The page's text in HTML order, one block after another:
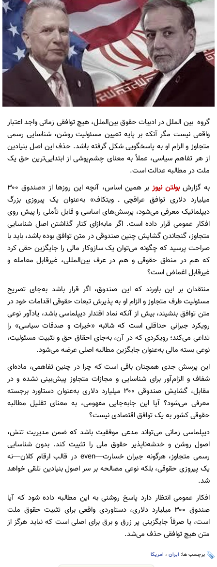
گروه بین الملل در ادبیات حقوق بین‌الملل، هیچ توافقی زمانی واجد اعتبار
واقعی نیست مگر آنکه بر پایه تعیین مسئولیت روشن، شناسایی رسمی
متجاوز و الزام او به پاسخگویی شکل گرفته باشد. حذف این اصل بنیادین
از هر تفاهم سیاسی، عملاً به معنای چشم‌پوشی از ابتدایی‌ترین حق یک
ملت در مطالبه عدالت است.
به گزارشبولتن نیوز
بر همین اساس، آنچه این روزها از «صندوق ۳۰۰
میلیارد دلاری توافق عراقچی ـ ویتکاف» به‌عنوان یک پیروزی بزرگ
دیپلماتیک معرفی می‌شود، پرسش‌های اساسی و قابل تأملی را پیش روی
افکار عمومی قرار داده است. اگر مابه‌ازای کنار گذاشتن اصل شناسایی
متجاوز، گنجاندن گشایش چنین صندوقی در متن توافق بوده باشد، باید با
صراحت پرسید که چگونه می‌توان یک سازوکار مالی را جایگزین حقی کرد
که هم در منطق حقوقی و هم در عرف بین‌المللی، غیرقابل معامله و
غیرقابل اغماض است؟
منتقدان بر این باورند که این صندوق، اگر قرار باشد به‌جای تصریح
مسئولیت طرف متجاوز و الزام او به پذیرش تبعات حقوقی اقدامات خود در
متن توافق بنشیند، بیش از آنکه نماد اقتدار دیپلماسی باشد، یادآور نوعی
رویکرد جبرانی حداقلی است که شائبه «خیرات و صدقات سیاسی» را
تداعی می‌کند؛ رویکردی که در آن، به‌جای احقاق حق و تثبیت مسئولیت،
نوعی بسته مالی به‌عنوان جایگزین مطالبه اصلی عرضه می‌شود.
این پرسش جدی همچنان باقی است که چرا در چنین تفاهمی، ماده‌ای
شفاف و الزام‌آور برای شناسایی و مجازات متجاوز پیش‌بینی نشده و در
مقابل، گشایش صندوقی ۳۰۰ میلیارد دلاری به‌عنوان دستاورد برجسته
معرفی می‌شود؟ آیا این جابه‌جایی مفهومی، به معنای تقلیل مطالبه
حقوقی کشور به یک توافق اقتصادی نیست؟
دیپلماسی زمانی می‌تواند مدعی موفقیت باشد که ضمن مدیریت تنش،
اصول روشن و خدشه‌ناپذیر حقوق ملی را تثبیت کند. بدون شناسایی
رسمی متجاوز، هرگونه جبران خسارت—even در قالب ارقام کلان—نه
یک پیروزی حقوقی، بلکه نوعی مصالحه بر سر اصول بنیادین تلقی خواهد
شد.
افکار عمومی انتظار دارد پاسخ روشنی به این مطالبه داده شود که آیا
صندوق ۳۰۰ میلیارد دلاری، دستاوردی واقعی برای تثبیت حقوق ملت
است، یا صرفاً جایگزینی پر زرق و برق برای اصلی است که نباید هرگز از
متن هیچ توافقی حذف می‌شد.
برچسب ها: ایران ، امریکا